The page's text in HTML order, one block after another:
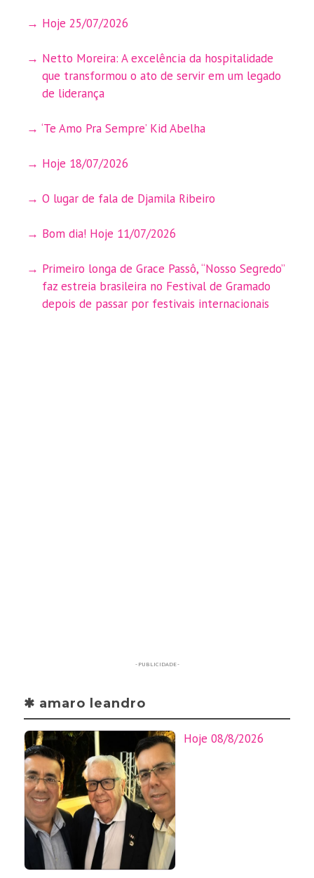
Hoje 25/07/2026
Netto Moreira: A excelência da hospitalidade
que transformou o ato de servir em um legado
de liderança
‘Te Amo Pra Sempre’ Kid Abelha
Hoje 18/07/2026
O lugar de fala de Djamila Ribeiro
Bom dia! Hoje 11/07/2026
Primeiro longa de Grace Passô, “Nosso Segredo”
faz estreia brasileira no Festival de Gramado
depois de passar por festivais internacionais
- PUBLICIDADE -
✱ amaro leandro
Hoje 08/8/2026